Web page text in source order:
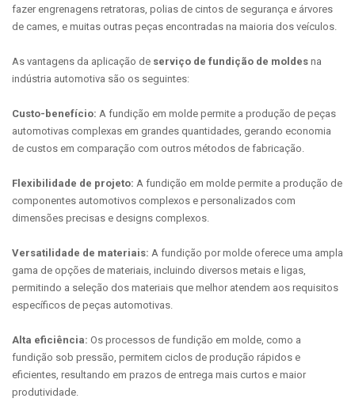
fazer engrenagens retratoras, polias de cintos de segurança e árvores
de cames, e muitas outras peças encontradas na maioria dos veículos.
As vantagens da aplicação de serviço de fundição de moldes na
indústria automotiva são os seguintes:
Custo-benefício: A fundição em molde permite a produção de peças
automotivas complexas em grandes quantidades, gerando economia
de custos em comparação com outros métodos de fabricação.
Flexibilidade de projeto: A fundição em molde permite a produção de
componentes automotivos complexos e personalizados com
dimensões precisas e designs complexos.
Versatilidade de materiais: A fundição por molde oferece uma ampla
gama de opções de materiais, incluindo diversos metais e ligas,
permitindo a seleção dos materiais que melhor atendem aos requisitos
específicos de peças automotivas.
Alta eficiência: Os processos de fundição em molde, como a
fundição sob pressão, permitem ciclos de produção rápidos e
eficientes, resultando em prazos de entrega mais curtos e maior
produtividade.